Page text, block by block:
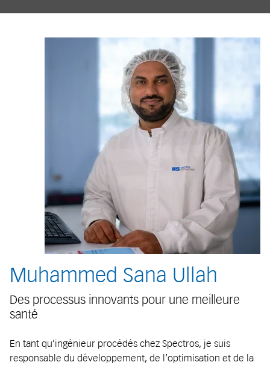
Muhammed Sana Ullah
Des processus innovants pour une meilleure
santé
En tant qu’ingénieur procédés chez Spectros, je suis
responsable du développement, de l’optimisation et de la